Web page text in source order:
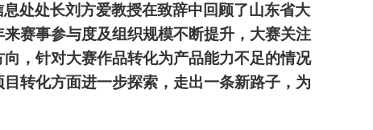
处处长刘方爱教授在致辞中回顾了山东省大
赛事参与度及组织规模不断提升，大赛关注
，针对大赛作品转化为产品能力不足的情况
转化方面进一步探索，走出一条新路子，为